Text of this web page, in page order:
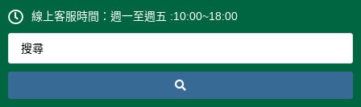
線上客服時間：週一至週五 :10:00~18:00